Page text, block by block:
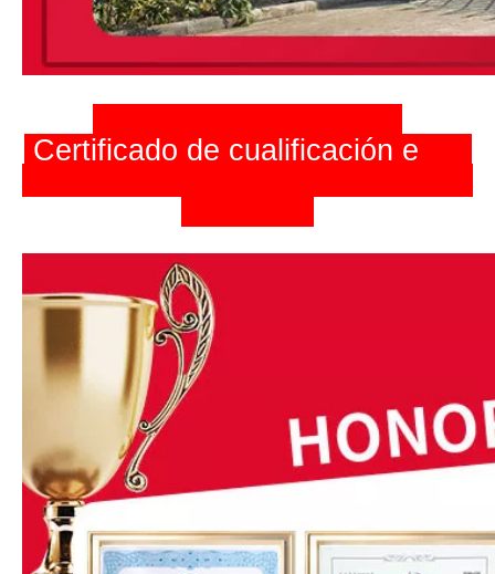
Certificado de cualificación e